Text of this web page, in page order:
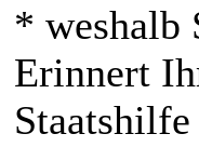
* weshalb
Erinnert